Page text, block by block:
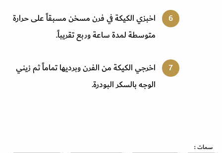
اخبزي الكيكة في فرن مسخن مسبقاً على حرارة
متوسطة لمدة ساعة وربع تقريباً.
اخرجي الكيكة من الفرن وبرديها تماماً ثم زيني
الوجه بالسكر البودرة.
سمات :